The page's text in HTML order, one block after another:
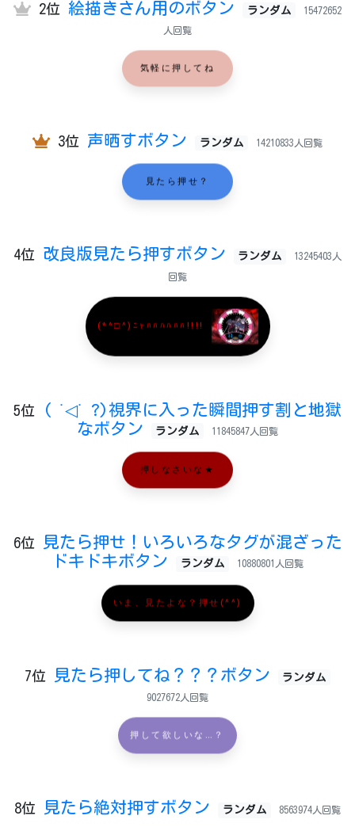
2位 絵描きさん用のボタン ランダム 15472652
人回覧
気軽に押してね
3位 声晒すボタン ランダム 14210833人回覧
見たら押せ？
4位 改良版見たら押すボタン ランダム 13245403人
回覧
(*^□^)ﾆｬﾊﾊﾊﾊﾊﾊ!!!!
5位
( ˙◁˙ ?)視界に入った瞬間押す割と地獄
なボタン
ランダム 11845847人回覧
押しなさいな★
6位
見たら押せ！いろいろなタグが混ざった
ドキドキボタン
ランダム 10880801人回覧
いま、見たよな？押せ(^^)
7位 見たら押してね？？？ボタン ランダム
9027672人回覧
押して欲しいな…？
8位 見たら絶対押すボタン ランダム 8563974人回覧